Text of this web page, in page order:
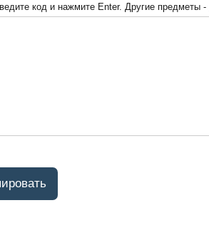
код и нажмите Enter. Другие предметы -